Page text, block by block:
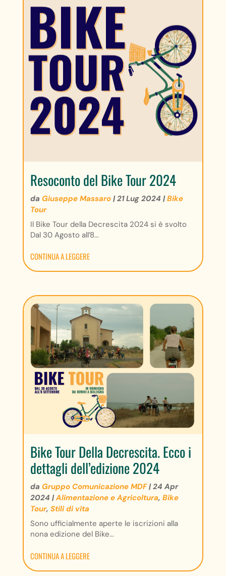
Resoconto del Bike Tour 2024
da Giuseppe Massaro|21 Lug 2024 |Bike
Tour
Il Bike Tour della Decrescita 2024 si è svolto
Dal 30 Agosto all’8...
CONTINUA A LEGGERE
Bike Tour Della Decrescita. Ecco i
dettagli dell’edizione 2024
da Gruppo Comunicazione MDF|24 Apr
2024 |Alimentazione e Agricoltura, Bike
Tour, Stili di vita
Sono ufficialmente aperte le iscrizioni alla
nona edizione del Bike...
CONTINUA A LEGGERE